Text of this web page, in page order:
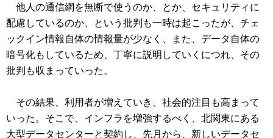
他人の通信網を無断で使うのか、とか、セキュリティに
配慮しているのか、という批判も一時は起こったが、チェ
ックイン情報自体の情報量が少なく、また、データ自体の
暗号化もしているため、丁寧に説明していくにつれ、その
批判も収まっていった。
その結果、利用者が増えていき、社会的注目も高まって
いった。そこで、インフラを増強するべく、北関東にある
大型データセンターと契約し、先月から、新しいデータセ